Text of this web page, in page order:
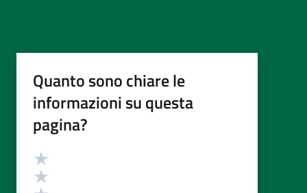
Quanto sono chiare le
informazioni su questa
pagina?
Valutazione